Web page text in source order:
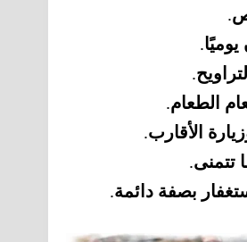
.
.
.
الطعام.
الأقارب.
تتمنى.
بصفة دائمة.